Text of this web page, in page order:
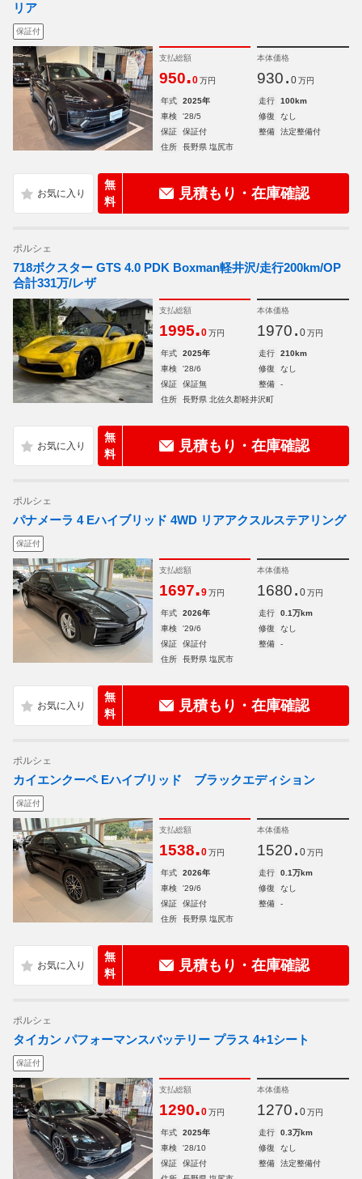
リア
保証付
支払総額
950.0 万円
本体価格
930. 0 万円
年式 2025年 走行
100km
車検
'28/5 修復
なし
保証
保証付 整備
法定整備付
住所
長野県 塩尻市
無
料
見積もり・在庫確認
ポルシェ
718ボクスター GTS 4.0 PDK Boxman軽井沢/走行200km/OP
合計331万/レザ
支払総額
1995.0 万円
本体価格
1970. 0 万円
年式 2025年 走行
210km
車検
'28/6 修復
なし
保証
保証無 整備
-
住所
長野県 北佐久郡軽井沢町
無
料
見積もり・在庫確認
ポルシェ
パナメーラ 4 Eハイブリッド 4WD リアアクスルステアリング
保証付
支払総額
1697.9 万円
本体価格
1680. 0 万円
年式 2026年 走行
0.1万km
車検
'29/6 修復
なし
保証
保証付 整備
-
住所
長野県 塩尻市
無
料
見積もり・在庫確認
ポルシェ
カイエンクーペ Eハイブリッド ブラックエディション
保証付
支払総額
1538.0 万円
本体価格
1520. 0 万円
年式 2026年 走行
0.1万km
車検
'29/6 修復
なし
保証
保証付 整備
-
住所
長野県 塩尻市
無
料
見積もり・在庫確認
ポルシェ
タイカン パフォーマンスバッテリー プラス 4+1シート
保証付
支払総額
1290.0 万円
本体価格
1270. 0 万円
年式 2025年 走行
0.3万km
車検
'28/10 修復
なし
保証
保証付 整備
法定整備付